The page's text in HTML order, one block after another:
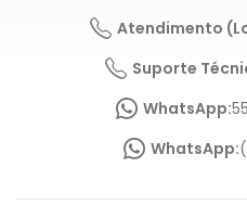
Atendimento
Suporte
WhatsApp:
WhatsApp: